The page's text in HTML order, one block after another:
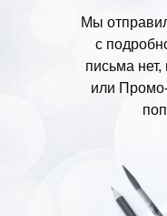
Мы
с
письма
или